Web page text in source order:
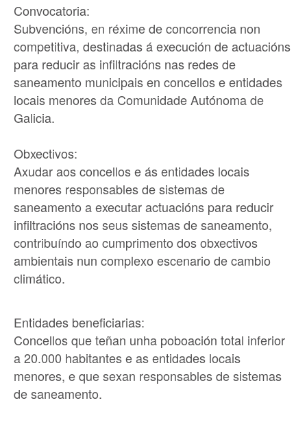
Convocatoria:
Subvencións, en réxime de concorrencia non
competitiva, destinadas á execución de actuacións
para reducir as infiltracións nas redes de
saneamento municipais en concellos e entidades
locais menores da Comunidade Autónoma de
Galicia.
Obxectivos:
Axudar aos concellos e ás entidades locais
menores responsables de sistemas de
saneamento a executar actuacións para reducir
infiltracións nos seus sistemas de saneamento,
contribuíndo ao cumprimento dos obxectivos
ambientais nun complexo escenario de cambio
climático.
Entidades beneficiarias:
Concellos que teñan unha poboación total inferior
a 20.000 habitantes e as entidades locais
menores, e que sexan responsables de sistemas
de saneamento.